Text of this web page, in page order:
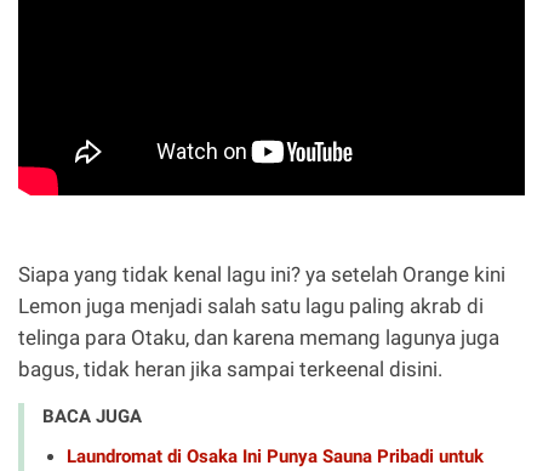
Siapa yang tidak kenal lagu ini? ya setelah Orange kini
Lemon juga menjadi salah satu lagu paling akrab di
telinga para Otaku, dan karena memang lagunya juga
bagus, tidak heran jika sampai terkeenal disini.
BACA JUGA
Laundromat di Osaka Ini Punya Sauna Pribadi untuk